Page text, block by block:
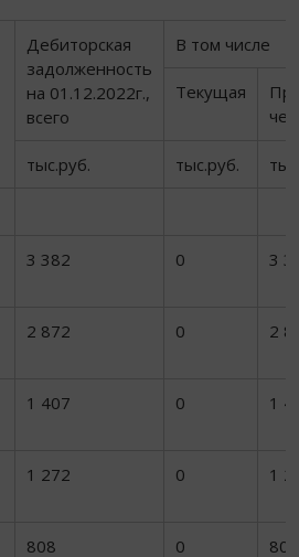
Дебиторская
задолженность
на 01.12.2022г.,
всего
В том числе
Текущая
тыс.руб. тыс.руб.
3 382 0 3
2 872 0 2
1 407 0 1
1 272 0 1
808 0 808